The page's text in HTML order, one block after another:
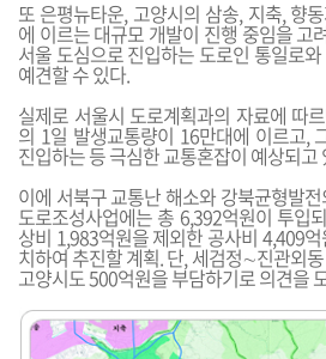
또 은평뉴타운, 고양시의 삼송, 지축, 향
에 이르는 대규모 개발이 진행 중임을 고
서울 도심으로 진입하는 도로인 통일로
예견할 수 있다.
실제로 서울시 도로계획과의 자료에 따
의 1일 발생교통량이 16만대에 이르고,
진입하는 등 극심한 교통혼잡이 예상되고
이에 서북구 교통난 해소와 강북균형발
도로조성사업에는 총 6,392억원이 투입
상비 1,983억원을 제외한 공사비 4,409
치하여 추진할 계획. 단, 세검정∼진관외
고양시도 500억원을 부담하기로 의견을